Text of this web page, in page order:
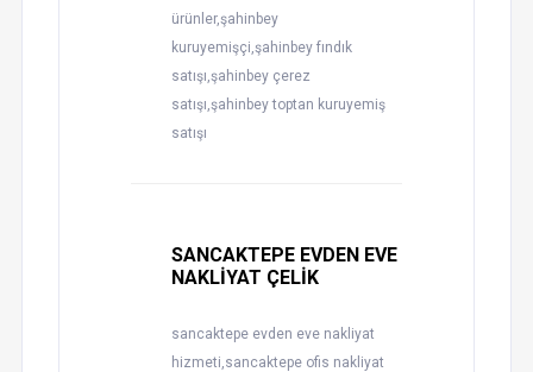
ürünler,şahinbey
kuruyemişçi,şahinbey fındık
satışı,şahinbey çerez
satışı,şahinbey toptan kuruyemiş
satışı
SANCAKTEPE EVDEN EVE
NAKLİYAT ÇELİK
sancaktepe evden eve nakliyat
hizmeti,sancaktepe ofis nakliyat